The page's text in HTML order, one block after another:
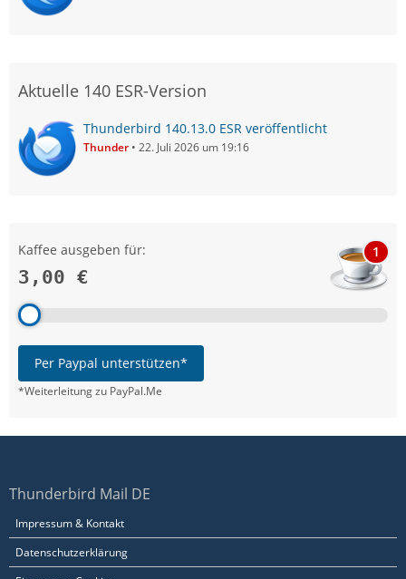
Aktuelle 140 ESR-Version
Thunderbird 140.13.0 ESR veröffentlicht
Thunder 22. Juli 2026 um 19:16
Kaffee ausgeben für:
3,00 €
1
Per Paypal unterstützen*
*Weiterleitung zu PayPal.Me
Thunderbird Mail DE
Impressum & Kontakt
Datenschutzerklärung